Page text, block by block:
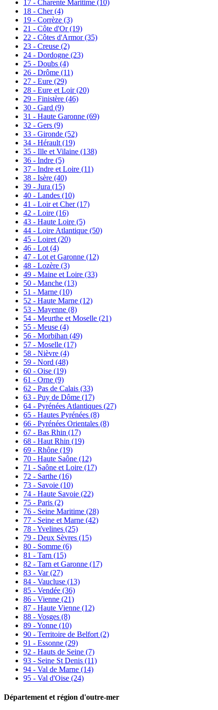
17 - Charente Maritime (10)
18 - Cher(4)
19 - Corrèze (3)
21 - Côte d'Or(19)
22 - Côtes d'Armor(35)
23 - Creuse (2)
24 - Dordogne (23)
25 - Doubs (4)
26 - Drôme (11)
27 - Eure (29)
28 - Eure et Loir(20)
29 - Finistère (46)
30 - Gard (9)
31 - Haute Garonne (69)
32 - Gers (9)
33 - Gironde (52)
34 - Hérault (19)
35 - Ille et Vilaine (138)
36 - Indre (5)
37 - Indre et Loire (11)
38 - Isère (40)
39 - Jura (15)
40 - Landes (10)
41 - Loir et Cher(17)
42 - Loire (16)
43 - Haute Loire (5)
44 - Loire Atlantique (50)
45 - Loiret (20)
46 - Lot (4)
47 - Lot et Garonne (12)
48 - Lozère (3)
49 - Maine et Loire (33)
50 - Manche (13)
51 - Marne (10)
52 - Haute Marne (12)
53 - Mayenne (8)
54 - Meurthe et Moselle (21)
55 - Meuse (4)
56 - Morbihan (49)
57 - Moselle (17)
58 - Nièvre (4)
59 - Nord (48)
60 - Oise (19)
61 - Orne (9)
62 - Pas de Calais (33)
63 - Puy de Dôme (17)
64 - Pyrénées Atlantiques (27)
65 - Hautes Pyrénées (8)
66 - Pyrénées Orientales (8)
67 - Bas Rhin (17)
68 - Haut Rhin (19)
69 - Rhône (19)
70 - Haute Saône (12)
71 - Saône et Loire (17)
72 - Sarthe (16)
73 - Savoie (10)
74 - Haute Savoie (22)
75 - Paris (2)
76 - Seine Maritime (28)
77 - Seine et Marne (42)
78 - Yvelines (25)
79 - Deux Sèvres (15)
80 - Somme (6)
81 - Tarn (15)
82 - Tarn et Garonne (17)
83 - Var(27)
84 - Vaucluse (13)
85 - Vendée (36)
86 - Vienne (21)
87 - Haute Vienne (12)
88 - Vosges (8)
89 - Yonne (10)
90 - Territoire de Belfort (2)
91 - Essonne (29)
92 - Hauts de Seine (7)
93 - Seine St Denis (11)
94 - Val de Marne (14)
95 - Val d'Oise (24)
Département et région d'outre-mer